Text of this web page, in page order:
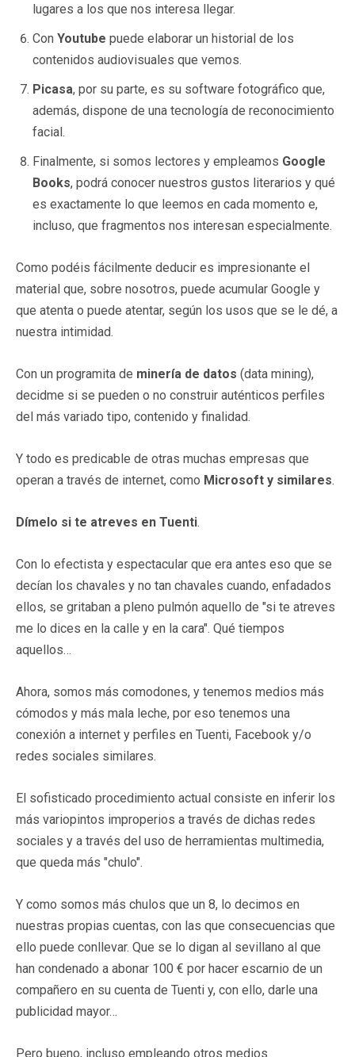
lugares a los que nos interesa llegar.
Con Youtube puede elaborar un historial de los
contenidos audiovisuales que vemos.
Picasa, por su parte, es su software fotográfico que,
además, dispone de una tecnología de reconocimiento
facial.
Finalmente, si somos lectores y empleamos Google
Books, podrá conocer nuestros gustos literarios y qué
es exactamente lo que leemos en cada momento e,
incluso, que fragmentos nos interesan especialmente.
Como podéis fácilmente deducir es impresionante el
material que, sobre nosotros, puede acumular Google y
que atenta o puede atentar, según los usos que se le dé, a
nuestra intimidad.
Con un programita de minería de datos (data mining),
decidme si se pueden o no construir auténticos perfiles
del más variado tipo, contenido y finalidad.
Y todo es predicable de otras muchas empresas que
operan a través de internet, como Microsoft y similares.
Dímelo si te atreves en Tuenti.
Con lo efectista y espectacular que era antes eso que se
decían los chavales y no tan chavales cuando, enfadados
ellos, se gritaban a pleno pulmón aquello de "si te atreves
me lo dices en la calle y en la cara". Qué tiempos
aquellos…
Ahora, somos más comodones, y tenemos medios más
cómodos y más mala leche, por eso tenemos una
conexión a internet y perfiles en Tuenti, Facebook y/o
redes sociales similares.
El sofisticado procedimiento actual consiste en inferir los
más variopintos improperios a través de dichas redes
sociales y a través del uso de herramientas multimedia,
que queda más "chulo".
Y como somos más chulos que un 8, lo decimos en
nuestras propias cuentas, con las que consecuencias que
ello puede conllevar. Que se lo digan al sevillano al que
han condenado a abonar 100 € por hacer escarnio de un
compañero en su cuenta de Tuenti y, con ello, darle una
publicidad mayor…
Pero bueno, incluso empleando otros medios